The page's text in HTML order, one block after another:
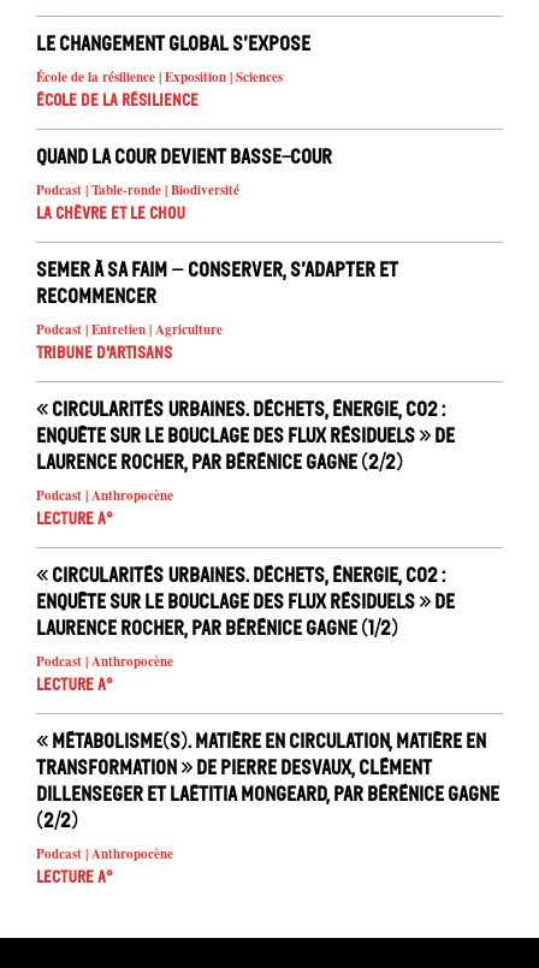
Le changement global s’expose
École de la résilience | Exposition | Sciences
École de la résilience
Quand la cour devient basse-cour
Podcast | Table-ronde | Biodiversité
La chèvre et le chou
Semer à sa faim – conserver, s’adapter et
recommencer
Podcast | Entretien | Agriculture
Tribune d'artisans
« Circularités urbaines. Déchets, énergie, CO2 :
enquête sur le bouclage des flux résiduels » de
Laurence Rocher, par Bérénice Gagne (2/2)
Podcast | Anthropocène
Lecture A°
« Circularités urbaines. Déchets, énergie, CO2 :
enquête sur le bouclage des flux résiduels » de
Laurence Rocher, par Bérénice Gagne (1/2)
Podcast | Anthropocène
Lecture A°
« Métabolisme(s). Matière en circulation, matière en
transformation » de Pierre Desvaux, Clément
Dillenseger et Laëtitia Mongeard, par Bérénice Gagne
(2/2)
Podcast | Anthropocène
Lecture A°